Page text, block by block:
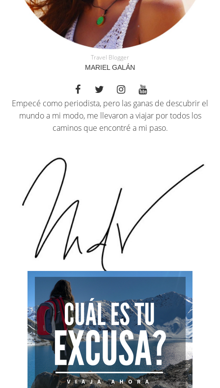
Travel Blogger
MARIEL GALÁN
Empecé como periodista, pero las ganas de descubrir el
mundo a mi modo, me llevaron a viajar por todos los
caminos que encontré a mi paso.